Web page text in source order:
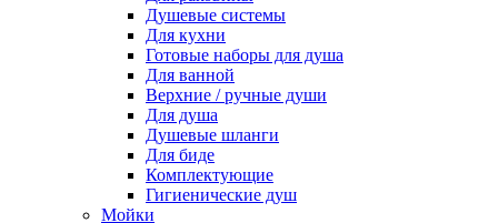
Душевые системы
Для кухни
Готовые наборы для душа
Для ванной
Верхние / ручные души
Для душа
Душевые шланги
Для биде
Комплектующие
Гигиенические душ
Мойки